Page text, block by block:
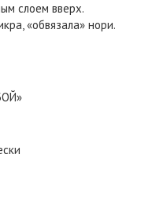
слоем вверх.
«обвязала» нори.